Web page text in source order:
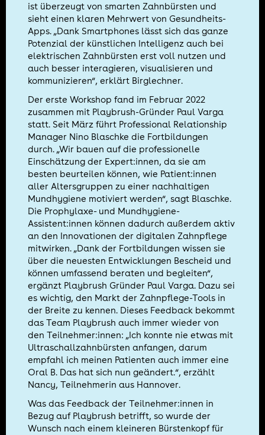
ist überzeugt von smarten Zahnbürsten und
sieht einen klaren Mehrwert von Gesundheits-
Apps. „Dank Smartphones lässt sich das ganze
Potenzial der künstlichen Intelligenz auch bei
elektrischen Zahnbürsten erst voll nutzen und
auch besser interagieren, visualisieren und
kommunizieren“, erklärt Birglechner.
Der erste Workshop fand im Februar 2022
zusammen mit Playbrush-Gründer Paul Varga
statt. Seit März führt Professional Relationship
Manager Nino Blaschke die Fortbildungen
durch. „Wir bauen auf die professionelle
Einschätzung der Expert:innen, da sie am
besten beurteilen können, wie Patient:innen
aller Altersgruppen zu einer nachhaltigen
Mundhygiene motiviert werden“, sagt Blaschke.
Die Prophylaxe- und Mundhygiene-
Assistent:innen können dadurch außerdem aktiv
an den Innovationen der digitalen Zahnpflege
mitwirken. „Dank der Fortbildungen wissen sie
über die neuesten Entwicklungen Bescheid und
können umfassend beraten und begleiten“,
ergänzt Playbrush Gründer Paul Varga. Dazu sei
es wichtig, den Markt der Zahnpflege-Tools in
der Breite zu kennen. Dieses Feedback bekommt
das Team Playbrush auch immer wieder von
den Teilnehmer:innen: „Ich konnte nie etwas mit
Ultraschallzahnbürsten anfangen, darum
empfahl ich meinen Patienten auch immer eine
Oral B. Das hat sich nun geändert.“, erzählt
Nancy, Teilnehmerin aus Hannover.
Was das Feedback der Teilnehmer:innen in
Bezug auf Playbrush betrifft, so wurde der
Wunsch nach einem kleineren Bürstenkopf für